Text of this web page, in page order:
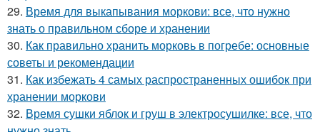
29. Время для выкапывания моркови: все, что нужно
знать о правильном сборе и хранении
30. Как правильно хранить морковь в погребе: основные
советы и рекомендации
31. Как избежать 4 самых распространенных ошибок при
хранении моркови
32. Время сушки яблок и груш в электросушилке: все, что